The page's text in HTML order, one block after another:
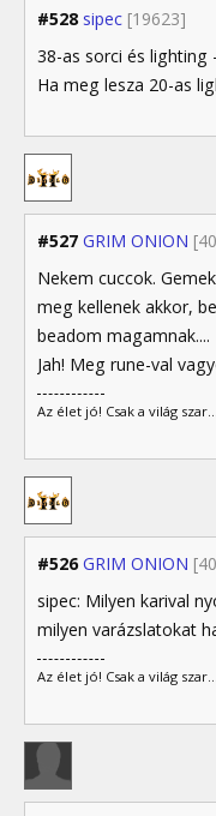
#528 sipec [19623]
38-as sorci és
Ha meg lesza 20-as
#527 GRIM ONION
Nekem cuccok.
meg kellenek akkor,
beadom magamnak....
Jah! Meg rune-val
Az élet jó! Csak a világ szar...
#526 GRIM ONION
sipec: Milyen karival
milyen varázslatokat
Az élet jó! Csak a világ szar...